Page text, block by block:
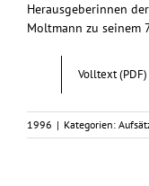
Herausgeberinnen
Moltmann zu seinem
Volltext (PDF)
1996 | Kategorien: